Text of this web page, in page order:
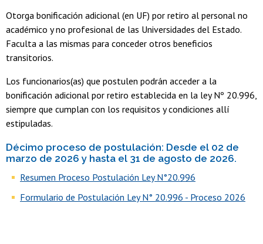
Otorga bonificación adicional (en UF) por retiro al personal no
académico y no profesional de las Universidades del Estado.
Faculta a las mismas para conceder otros beneficios
transitorios.
Los funcionarios(as) que postulen podrán acceder a la
bonificación adicional por retiro establecida en la ley Nº 20.996,
siempre que cumplan con los requisitos y condiciones allí
estipuladas.
Décimo proceso de postulación: Desde el 02 de
marzo de 2026 y hasta el 31 de agosto de 2026.
Resumen Proceso Postulación Ley N°20.996
Formulario de Postulación Ley N° 20.996 - Proceso 2026